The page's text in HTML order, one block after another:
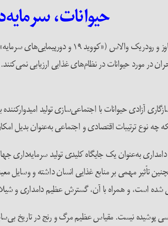
حیوانات،
آزادی حیوانات با اجتماعی‌سازی تولید
نوع ترتیبات اقتصادی و اجتماعی به‌عنوان بدیل
به‌عنوان یک جایگاه کلیدی تولید سرمایه‌داری
تأثیر مهمی بر منابع غذایی انسان داشته و وسایل
است، و همراه با آن، گسترش عظیم دامداری و
پوشیده نیست. مقیاس عظیم مرگ‌ و رنج در تاریخ